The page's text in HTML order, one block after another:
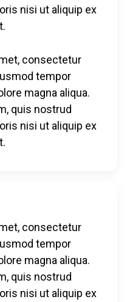
nisi ut aliquip ex
consectetur
tempor
magna aliqua.
quis nostrud
nisi ut aliquip ex
consectetur
tempor
magna aliqua.
quis nostrud
nisi ut aliquip ex